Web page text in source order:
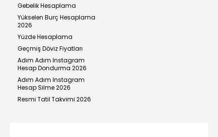
Gebelik Hesaplama
Yükselen Burç Hesaplama
2026
Yüzde Hesaplama
Geçmiş Döviz Fiyatları
Adım Adım Instagram
Hesap Dondurma 2026
Adım Adım Instagram
Hesap Silme 2026
Resmi Tatil Takvimi 2026